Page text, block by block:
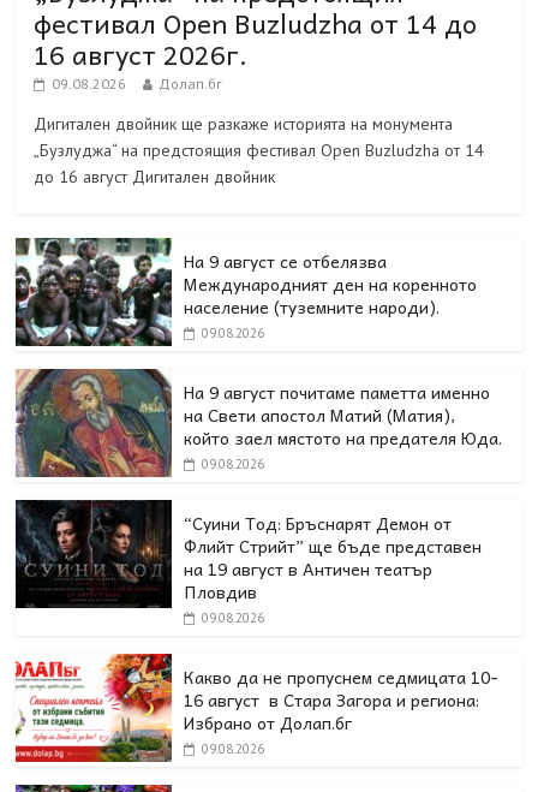
фестивал Open Buzludzha от 14 до
16 август 2026г.
09.08.2026 Долап.бг
Дигитален двойник ще разкаже историята на монумента
„Бузлуджа“ на предстоящия фестивал Open Buzludzha от 14
до 16 август Дигитален двойник
На 9 август се отбелязва
Международният ден на коренното
население (туземните народи).
09.08.2026
На 9 август почитаме паметта именно
на Свети апостол Матий (Матия),
който заел мястото на предателя Юда.
09.08.2026
“Суини Тод: Бръснарят Демон от
Флийт Стрийт” ще бъде представен
на 19 август в Античен театър
Пловдив
09.08.2026
Какво да не пропуснем седмицата 10-
16 август в Стара Загора и региона:
Избрано от Долап.бг
09.08.2026